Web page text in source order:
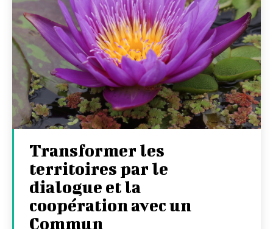
Transformer les
territoires par le
dialogue et la
coopération avec un
Commun